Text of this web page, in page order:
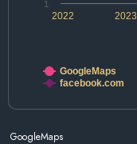
2022 2023
1
GoogleMaps
facebook.com
GoogleMaps